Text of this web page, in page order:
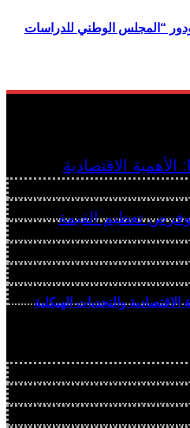
ودور “المجلس الوطني للدراسات
والتحديات الهيكلية